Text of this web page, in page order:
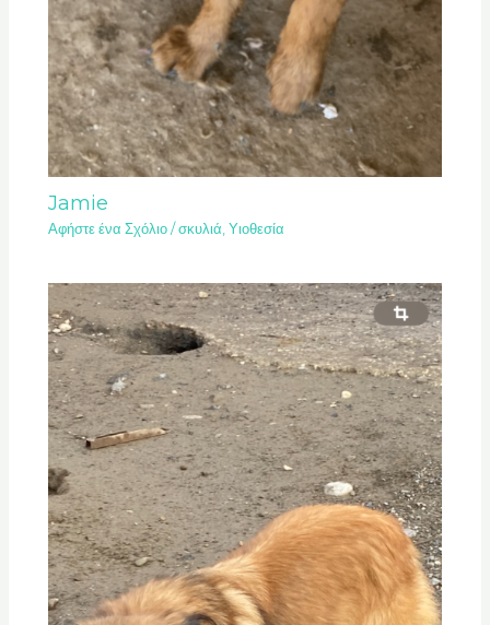
Jamie
Αφήστε ένα Σχόλιο /σκυλιά ,Υιοθεσία